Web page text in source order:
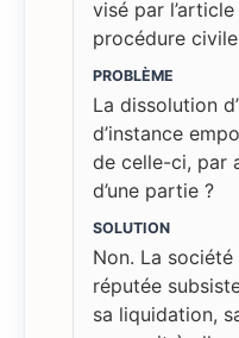
visé par
procédure
PROBLÈME
La dissolution
d’instance
de celle-ci, par
d’une partie ?
SOLUTION
Non. La
réputée
sa liquidation,